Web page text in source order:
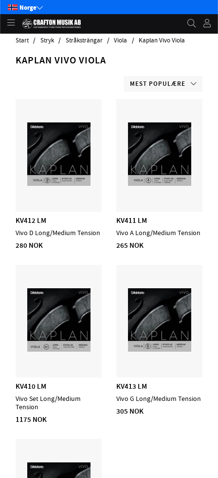
Norge
Start Stryk Stråksträngar Viola Kaplan Vivo Viola
KAPLAN VIVO VIOLA
MEST POPULÆRE
KV412 LM
Vivo D Long/Medium Tension
280 NOK
KV411 LM
Vivo A Long/Medium Tension
265 NOK
KV410 LM
Vivo Set Long/Medium
Tension
1175 NOK
KV413 LM
Vivo G Long/Medium Tension
305 NOK